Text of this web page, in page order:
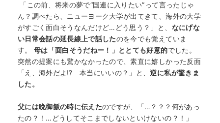
「この前、将来の夢で“国連に入りたい”って言ったじゃ
ん？調べたら、ニューヨーク大学が出てきて、海外の大学
がすごく面白そうなんだけど…どう思う？」と、 なにげな
い日常会話の延長線上で話したのを今でも覚えていま
す。 母は「面白そうだねー！」ととても好意的でした。
突然の提案にも驚かなかったので、素直に嬉しかった反面
「え、海外だよ⁉ 本当にいいの？」と、逆に私が驚きま
した。
父には晩御飯の時に伝えたのですが、「…？？？何があっ
たの？！…どうしてそこまでしないといけないの？！」